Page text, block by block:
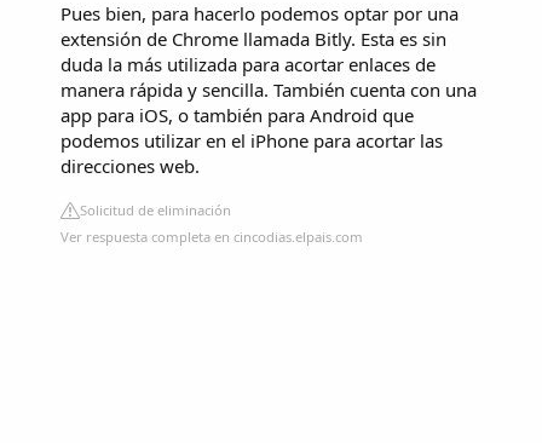
Pues bien, para hacerlo podemos optar por una
extensión de Chrome llamada Bitly. Esta es sin
duda la más utilizada para acortar enlaces de
manera rápida y sencilla. También cuenta con una
app para iOS, o también para Android que
podemos utilizar en el iPhone para acortar las
direcciones web.
Solicitud de eliminación
Ver respuesta completa en cincodias.elpais.com